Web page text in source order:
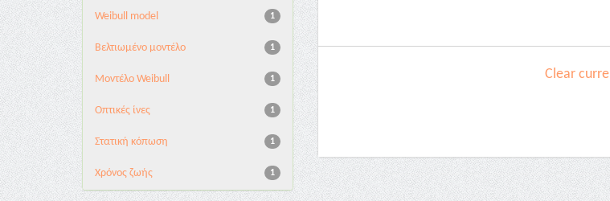
1
Weibull model
1
Βελτιωμένο μοντέλο
1
Μοντέλο Weibull
1
Οπτικές ίνες
1
Στατική κόπωση
1
Χρόνος ζωής
Clear